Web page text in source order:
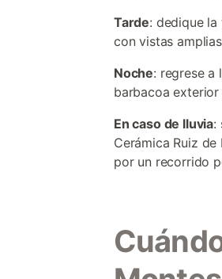
Tarde: dedique
con vistas
Noche: regrese a
barbacoa
En caso de lluvia:
Cerámica Ruiz
por un recorrido